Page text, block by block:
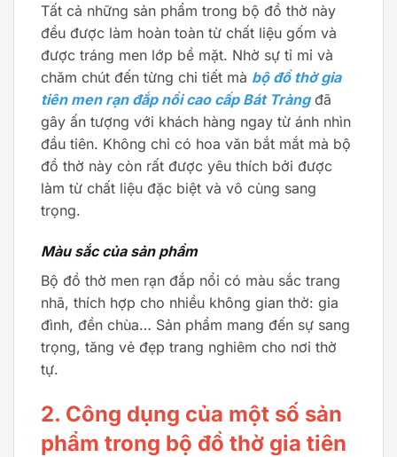
Tất cả những sản phẩm trong bộ đồ thờ này
đều được làm hoàn toàn từ chất liệu gốm và
được tráng men lớp bề mặt. Nhờ sự tỉ mỉ và
chăm chút đến từng chi tiết mà bộ đồ thờ gia
tiên men rạn đắp nổi cao cấp Bát Tràngđã
gây ấn tượng với khách hàng ngay từ ánh nhìn
đầu tiên. Không chỉ có hoa văn bắt mắt mà bộ
đồ thờ này còn rất được yêu thích bởi được
làm từ chất liệu đặc biệt và vô cùng sang
trọng.
Màu sắc của sản phẩm
Bộ đồ thờ men rạn đắp nổi có màu sắc trang
nhã, thích hợp cho nhiều không gian thờ: gia
đình, đền chùa… Sản phẩm mang đến sự sang
trọng, tăng vẻ đẹp trang nghiêm cho nơi thờ
tự.
2. Công dụng của một số sản
phẩm trong bộ đồ thờ gia tiên